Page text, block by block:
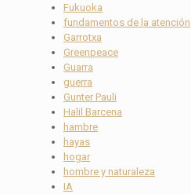
Fukuoka
fundamentos de la atención
Garrotxa
Greenpeace
Guarra
guerra
Gunter Pauli
Halil Barcena
hambre
hayas
hogar
hombre y naturaleza
IA